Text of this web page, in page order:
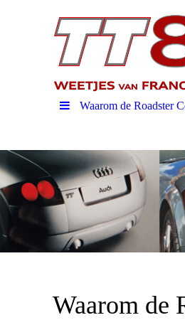
Waarom de Roadster
Waarom de